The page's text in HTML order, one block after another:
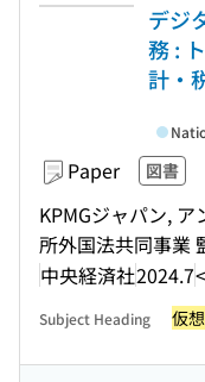
デジ
務 :
計・
Paper 図書
KPMGジャパン,
所外国法共同事業
中央経済社2024.7
Subject Heading 仮